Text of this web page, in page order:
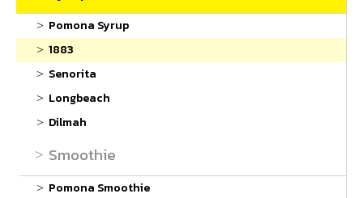
Pomona Syrup
1883
Senorita
Longbeach
Dilmah
Smoothie
Pomona Smoothie